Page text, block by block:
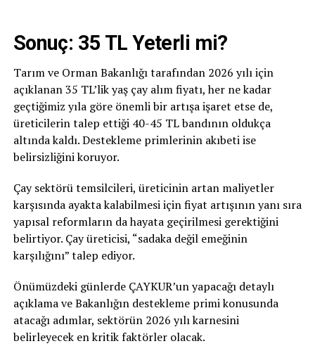
Sonuç: 35 TL Yeterli mi?
Tarım ve Orman Bakanlığı tarafından 2026 yılı için
açıklanan 35 TL’lik yaş çay alım fiyatı, her ne kadar
geçtiğimiz yıla göre önemli bir artışa işaret etse de,
üreticilerin talep ettiği 40-45 TL bandının oldukça
altında kaldı. Destekleme primlerinin akıbeti ise
belirsizliğini koruyor.
Çay sektörü temsilcileri, üreticinin artan maliyetler
karşısında ayakta kalabilmesi için fiyat artışının yanı sıra
yapısal reformların da hayata geçirilmesi gerektiğini
belirtiyor. Çay üreticisi, “sadaka değil emeğinin
karşılığını” talep ediyor.
Önümüzdeki günlerde ÇAYKUR’un yapacağı detaylı
açıklama ve Bakanlığın destekleme primi konusunda
atacağı adımlar, sektörün 2026 yılı karnesini
belirleyecek en kritik faktörler olacak.